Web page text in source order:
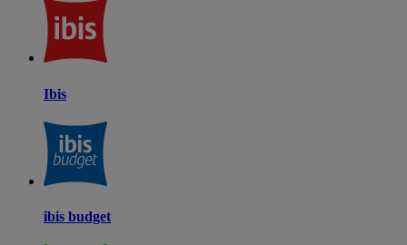
Ibis
ibis budget